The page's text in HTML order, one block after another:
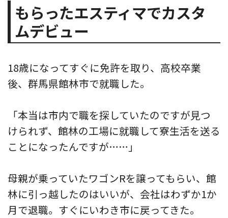
もらったエスティマでカスタ
ムデビュー
18歳になってすぐに免許を取り、高校卒業
後、群馬県館林市で就職した。
「本当は市内で職を探していたのですが見つ
けられず、館林の工場に就職して寮生活を送る
ことになったんですが……」
母親が乗っていたワゴンRを譲ってもらい、館
林に引っ越したのはいいが、会社はわずか1か
月で退職。すぐにいわき市に戻ってきた。